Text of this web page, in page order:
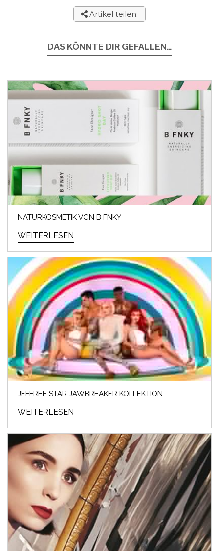
Artikel teilen:
DAS KÖNNTE DIR GEFALLEN…
NATURKOSMETIK VON B FNKY
WEITERLESEN
JEFFREE STAR JAWBREAKER KOLLEKTION
WEITERLESEN